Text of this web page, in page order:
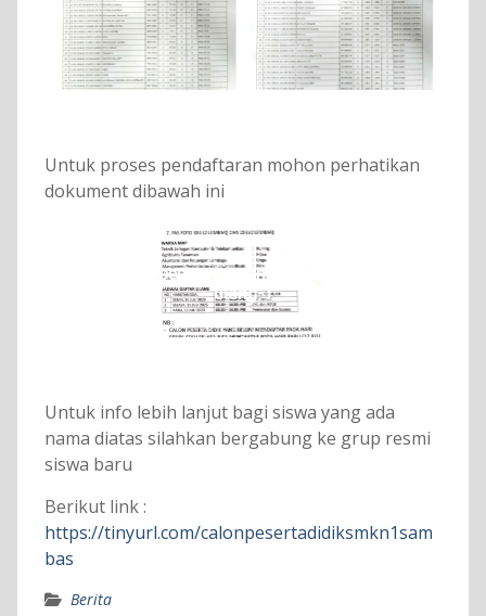
Untuk proses pendaftaran mohon perhatikan
dokument dibawah ini
pengumuman-daftar-
ulang-1
Untuk info lebih lanjut bagi siswa yang ada
nama diatas silahkan bergabung ke grup resmi
siswa baru
Berikut link :
https://tinyurl.com/calonpesertadidiksmkn1sam
bas
Berita